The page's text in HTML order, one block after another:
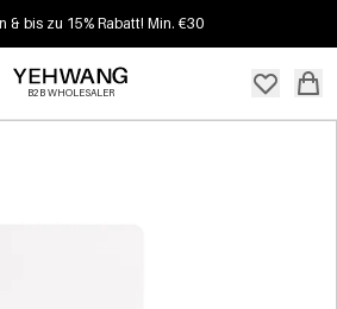
& bis zu 15% Rabatt! Min. €30
B2B WHOLESALER